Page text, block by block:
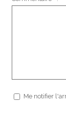
Me notifier